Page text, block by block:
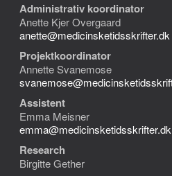
Administrativ koordinator
Anette Kjer Overgaard
anette@medicinsketidsskrifter.dk
Projektkoordinator
Annette Svanemose
Assistent
Emma Meisner
emma@medicinsketidsskrifter.dk
Research
Birgitte Gether